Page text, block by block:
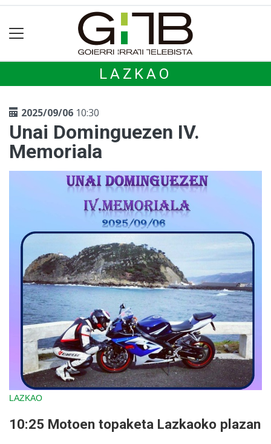
LAZKAO
2025/09/06 10:30
Unai Dominguezen IV.
Memoriala
LAZKAO
10:25 Motoen topaketa Lazkaoko plazan